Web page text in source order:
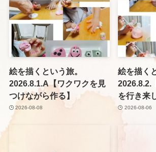
絵を描くという旅。
2026.8.1.A【ワクワクを見
つけながら作る】
2026-08-08
絵を描く
2026.8.2.
を行き来
2026-08-06